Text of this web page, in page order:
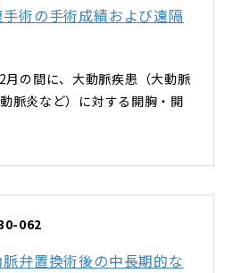
術の手術成績および遠隔
の間に、大動脈疾患（大動脈
脈炎など）に対する開胸・開
062
弁置換術後の中長期的な